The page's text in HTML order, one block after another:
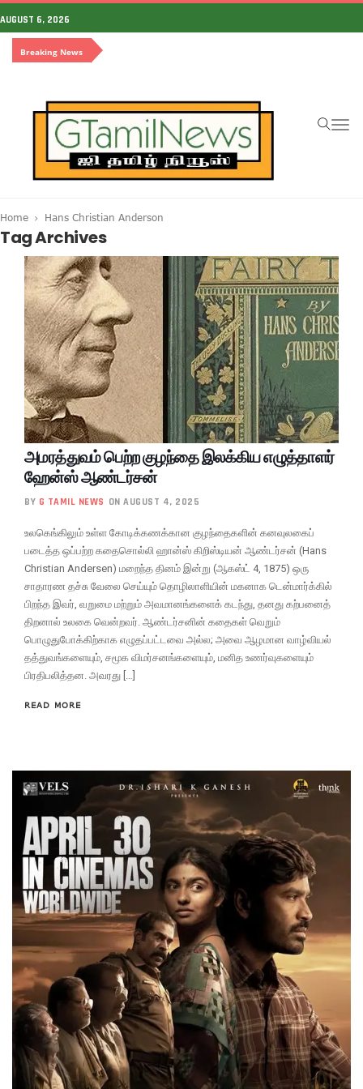
AUGUST 6, 2026
Breaking News
Home Hans Christian Anderson
Tag Archives
அமரத்துவம் பெற்ற குழந்தை இலக்கிய எழுத்தாளர்
ஹேன்ஸ் ஆண்டர்சன்
BY G TAMIL NEWS ON AUGUST 4, 2025
உலகெங்கிலும் உள்ள கோடிக்கணக்கான குழந்தைகளின் கனவுலகைப்
படைத்த ஒப்பற்ற கதைசொல்லி ஹான்ஸ் கிறிஸ்டியன் ஆண்டர்சன் (Hans
Christian Andersen) மறைந்த தினம் இன்று (ஆகஸ்ட் 4, 1875) ஒரு
சாதாரண தச்சு வேலை செய்யும் தொழிலாளியின் மகனாக டென்மார்க்கில்
பிறந்த இவர், வறுமை மற்றும் அவமானங்களைக் கடந்து, தனது கற்பனைத்
திறனால் உலகை வென்றவர். ஆண்டர்சனின் கதைகள் வெறும்
பொழுதுபோக்கிற்காக எழுதப்பட்டவை அல்ல; அவை ஆழமான வாழ்வியல்
தத்துவங்களையும், சமூக விமர்சனங்களையும், மனித உணர்வுகளையும்
பிரதிபலித்தன. அவரது […]
READ MORE